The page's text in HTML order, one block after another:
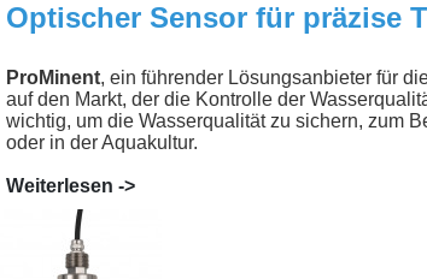
Optischer Sensor für präzise
ProMinent, ein führender Lösungsanbieter für
auf den Markt, der die Kontrolle der
wichtig, um die Wasserqualität zu sichern, zum
oder in der Aquakultur.
Weiterlesen ->